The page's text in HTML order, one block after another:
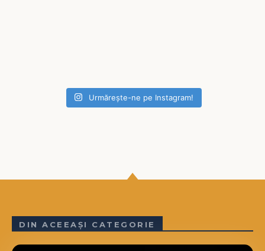
Urmărește-ne pe Instagram!
DIN ACEEAȘI CATEGORIE